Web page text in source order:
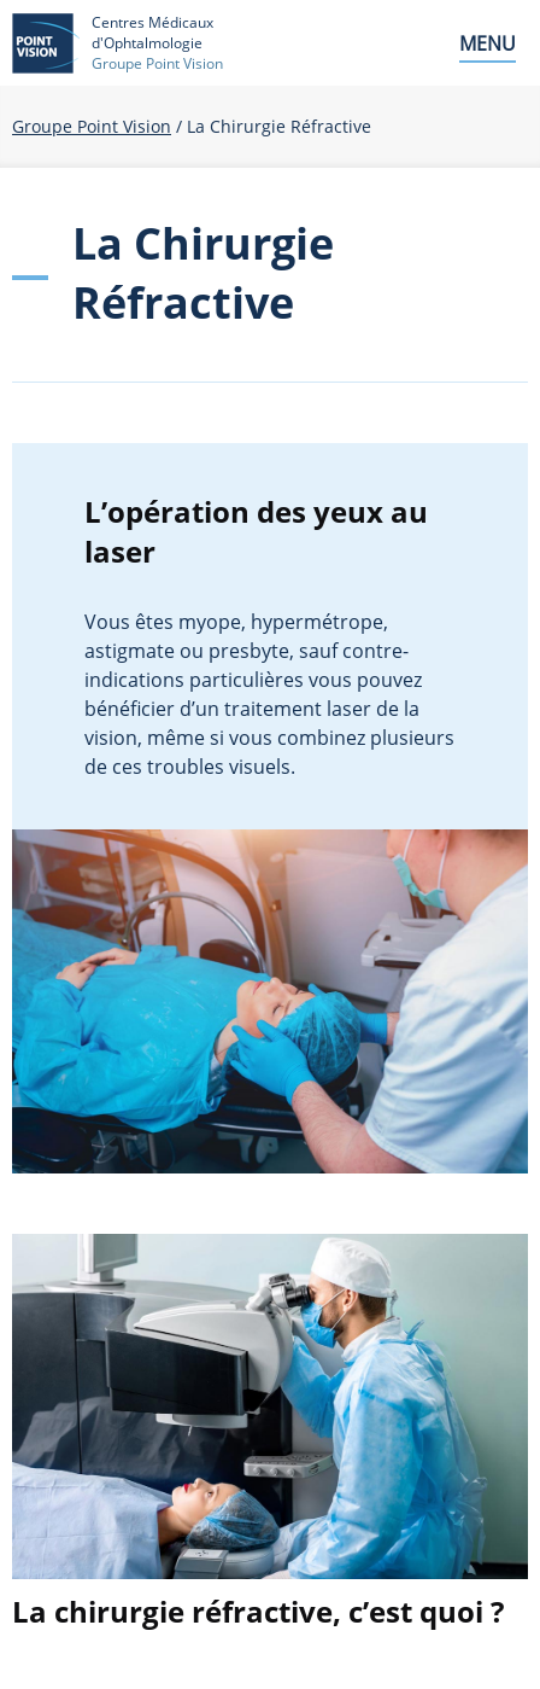
Centres Médicaux
d'Ophtalmologie
Groupe Point Vision
MENU
Groupe Point Vision / La Chirurgie Réfractive
La Chirurgie
Réfractive
L’opération des yeux au
laser
Vous êtes myope, hypermétrope,
astigmate ou presbyte, sauf contre-
indications particulières vous pouvez
bénéficier d’un traitement laser de la
vision, même si vous combinez plusieurs
de ces troubles visuels.
La chirurgie réfractive, c’est quoi ?